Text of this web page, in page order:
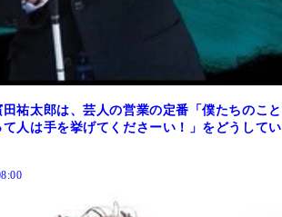
祐太郎は、芸人の営業の定番「僕たちのこと
人は手を挙げてくださーい！」をどうしてい